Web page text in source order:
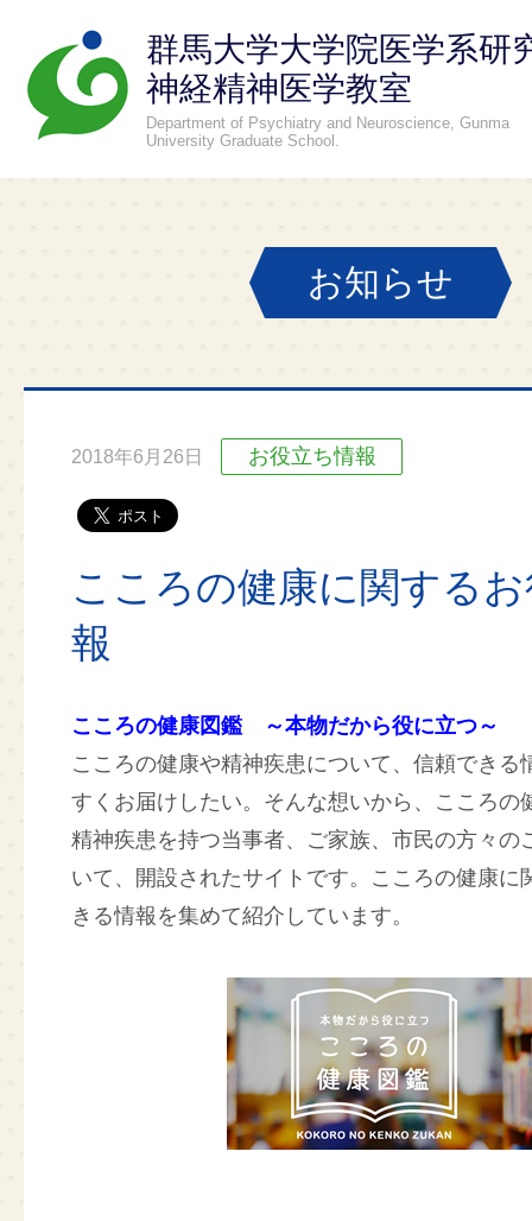
群馬大学大学院医学系研
神経精神医学教室
Department of Psychiatry and Neuroscience, Gunma
University Graduate School.
お知らせ
2018年6月26日 お役立ち情報
こころの健康に関する
報
こころの健康図鑑 ～本物だから役に立つ～
こころの健康や精神疾患について、信頼できる
すくお届けしたい。そんな想いから、こころの
精神疾患を持つ当事者、ご家族、市民の方々の
いて、開設されたサイトです。こころの健康に
きる情報を集めて紹介しています。